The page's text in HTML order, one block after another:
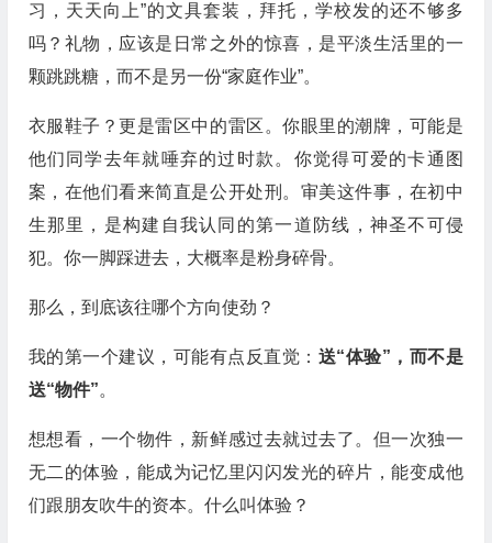
习，天天向上”的文具套装，拜托，学校发的还不够多
吗？礼物，应该是日常之外的惊喜，是平淡生活里的一
颗跳跳糖，而不是另一份“家庭作业”。
衣服鞋子？更是雷区中的雷区。你眼里的潮牌，可能是
他们同学去年就唾弃的过时款。你觉得可爱的卡通图
案，在他们看来简直是公开处刑。审美这件事，在初中
生那里，是构建自我认同的第一道防线，神圣不可侵
犯。你一脚踩进去，大概率是粉身碎骨。
那么，到底该往哪个方向使劲？
我的第一个建议，可能有点反直觉： 送“体验”，而不是
送“物件”。
想想看，一个物件，新鲜感过去就过去了。但一次独一
无二的体验，能成为记忆里闪闪发光的碎片，能变成他
们跟朋友吹牛的资本。什么叫体验？